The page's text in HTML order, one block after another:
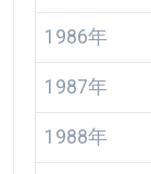
1986年
1987年
1988年